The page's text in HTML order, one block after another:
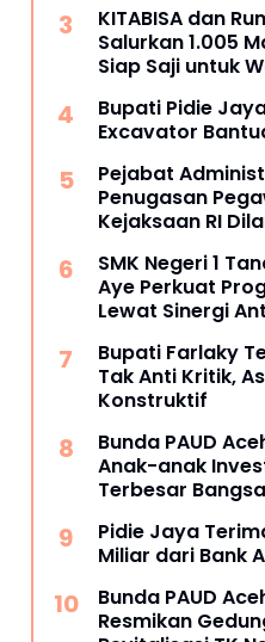
Juta
KITABISA dan
Salurkan 1.005
Siap Saji untuk
Bupati Pidie
Excavator
Pejabat
Penugasan
Kejaksaan RI
SMK Negeri 1
Aye Perkuat
Lewat Sinergi
Bupati Farlaky
Tak Anti Kritik,
Konstruktif
Bunda PAUD
Anak-anak
Terbesar Bangsa
Pidie Jaya
Miliar dari Bank
Bunda PAUD
Resmikan